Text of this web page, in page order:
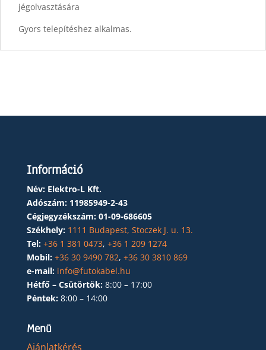
jégolvasztására
Gyors telepítéshez alkalmas.
Információ
Név: Elektro-L Kft.
Adószám: 11985949-2-43
Cégjegyzékszám: 01-09-686605
Székhely: 1111 Budapest, Stoczek J. u. 13.
Tel: +36 1 381 0473, +36 1 209 1274
Mobil: +36 30 9490 782, +36 30 3810 869
e-mail: info@futokabel.hu
Hétfő – Csütörtök: 8:00 – 17:00
Péntek: 8:00 – 14:00
Menü
Ajánlatkérés